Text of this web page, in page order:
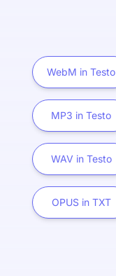
WebM in Testo
MP3 in Testo
WAV in Testo
OPUS in TXT